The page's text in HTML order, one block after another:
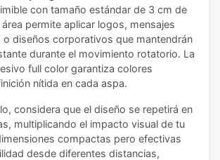
con tamaño estándar de 3 cm de
permite aplicar logos, mensajes
o diseños corporativos que mantendrán
durante el movimiento rotatorio. La
full color garantiza colores
nítida en cada aspa.
considera que el diseño se repetirá en
multiplicando el impacto visual de tu
compactas pero efectivas
desde diferentes distancias,